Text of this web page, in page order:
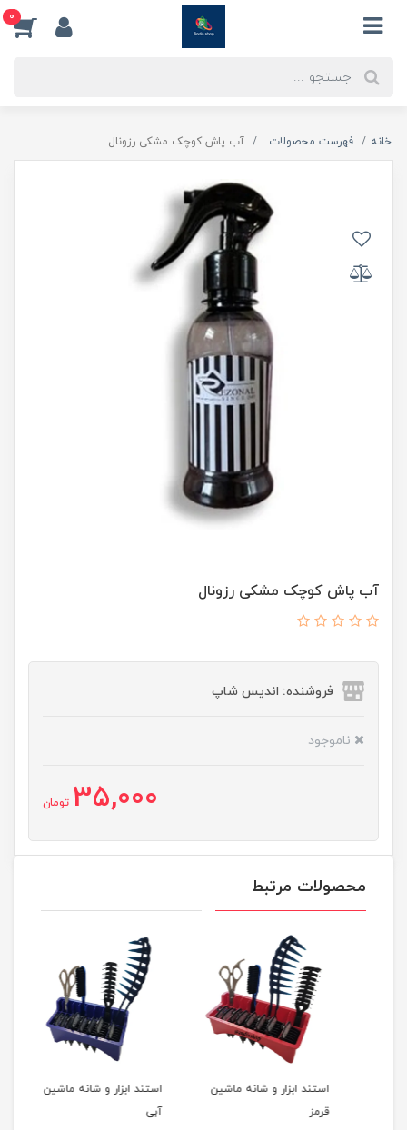
0
خانه فهرست محصولات آب پاش کوچک مشکی رزونال
آب پاش کوچک مشکی رزونال
فروشنده: اندیس شاپ
ناموجود
35,000 تومان
محصولات مرتبط
استند ابزار و شانه ماشین
استند ابزار و شانه ماشین